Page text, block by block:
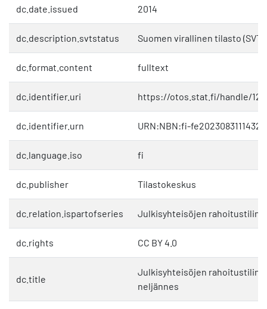
dc.date.issued 2014
dc.description.svtstatus Suomen virallinen tilasto (SVT)
dc.format.content fulltext
dc.identifier.uri https://otos.stat.fi/handle/
dc.identifier.urn URN:NBN:fi-fe20230831114322
dc.language.iso fi
dc.publisher Tilastokeskus
dc.relation.ispartofseries Julkisyhteisöjen
dc.rights CC BY 4.0
dc.title
Julkisyhteisöjen
neljännes